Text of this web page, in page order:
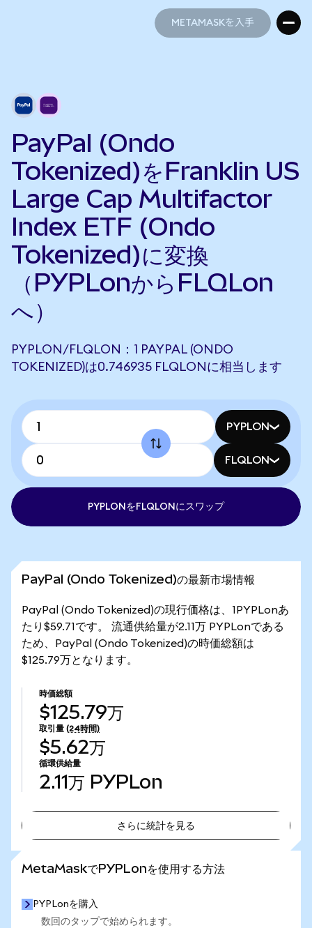
METAMASKを入手
PayPal (Ondo
Tokenized)をFranklin US
Large Cap Multifactor
Index ETF (Ondo
Tokenized)に変換
（PYPLonからFLQLon
へ）
PYPLON/FLQLON：1 PAYPAL (ONDO
TOKENIZED)は0.746935 FLQLONに相当します
PYPLON
FLQLON
PYPLONをFLQLONにスワップ
PayPal (Ondo Tokenized)の最新市場情報
PayPal (Ondo Tokenized)の現行価格は、1PYPLonあ
たり$59.71です。 流通供給量が2.11万 PYPLonである
ため、PayPal (Ondo Tokenized)の時価総額は
$125.79万となります。
時価総額
$125.79万
取引量 (24時間)
$5.62万
循環供給量
2.11万 PYPLon
さらに統計を見る
MetaMaskでPYPLonを使用する方法
PYPLonを購入
数回のタップで始められます。